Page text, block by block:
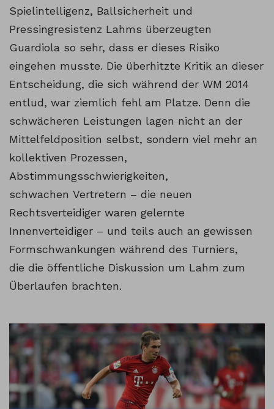
Spielintelligenz, Ballsicherheit und
Pressingresistenz Lahms überzeugten
Guardiola so sehr, dass er dieses Risiko
eingehen musste. Die überhitzte Kritik an dieser
Entscheidung, die sich während der WM 2014
entlud, war ziemlich fehl am Platze. Denn die
schwächeren Leistungen lagen nicht an der
Mittelfeldposition selbst, sondern viel mehr an
kollektiven Prozessen,
Abstimmungsschwierigkeiten,
schwachen Vertretern – die neuen
Rechtsverteidiger waren gelernte
Innenverteidiger – und teils auch an gewissen
Formschwankungen während des Turniers,
die die öffentliche Diskussion um Lahm zum
Überlaufen brachten.